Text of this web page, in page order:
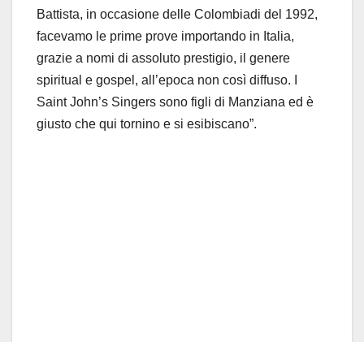
Battista, in occasione delle Colombiadi del 1992,
facevamo le prime prove importando in Italia,
grazie a nomi di assoluto prestigio, il genere
spiritual e gospel, all’epoca non così diffuso. I
Saint John’s Singers sono figli di Manziana ed è
giusto che qui tornino e si esibiscano”.